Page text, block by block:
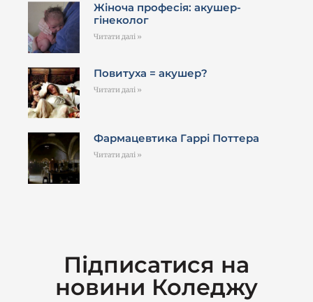
Жіноча професія: акушер-
гінеколог
Читати далі »
Повитуха = акушер?
Читати далі »
Фармацевтика Гаррі Поттера
Читати далі »
Підписатися на
новини Коледжу